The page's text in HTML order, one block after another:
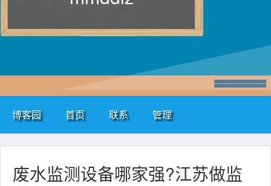
博客园 首页 联系 管理
废水监测设备哪家强?江苏做监